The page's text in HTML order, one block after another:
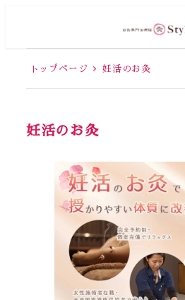
トップページ 妊活のお灸
妊活のお灸